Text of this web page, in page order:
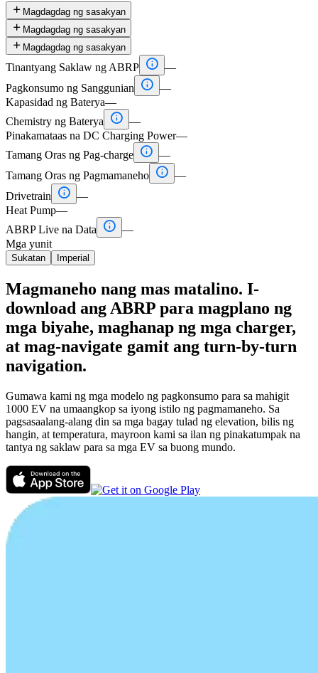
 Magdagdag ng sasakyan
 Magdagdag ng sasakyan
 Magdagdag ng sasakyan
Tinantyang Saklaw ng ABRP  —
Pagkonsumo ng Sanggunian
 —
Kapasidad ng Baterya—
Chemistry ng Baterya
 —
Pinakamataas na DC Charging Power—
Tamang Oras ng Pag-charge  —
Tamang Oras ng Pagmamaneho  —
Drivetrain
 —
Heat Pump—
ABRP Live na Data
 —
Mga yunit
Sukatan Imperial
Magmaneho nang mas matalino. I-
download ang ABRP para magplano ng
mga biyahe, maghanap ng mga charger,
at mag-navigate gamit ang turn-by-turn
navigation.
Gumawa kami ng mga modelo ng pagkonsumo para sa mahigit
1000 EV na umaangkop sa iyong istilo ng pagmamaneho. Sa
pagsasaalang-alang din sa mga bagay tulad ng elevation, bilis ng
hangin, at temperatura, mayroon kami sa ilan ng pinakatumpak na
tantya ng saklaw para sa mga EV sa buong mundo.